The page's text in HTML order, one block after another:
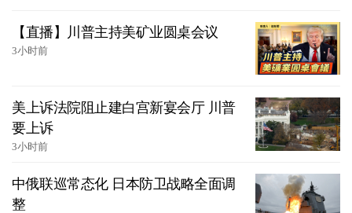
【直播】川普主持美矿业圆桌会议
3小时前
美上诉法院阻止建白宫新宴会厅 川普
要上诉
3小时前
中俄联巡常态化 日本防卫战略全面调
整